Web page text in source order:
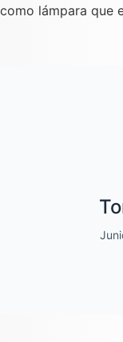
como lámpara que
y